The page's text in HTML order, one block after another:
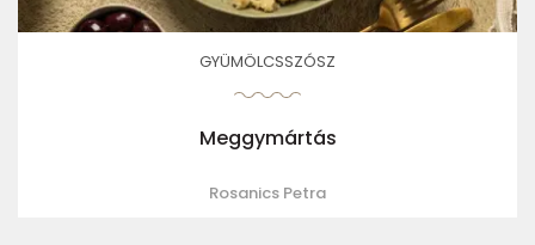
GYÜMÖLCSSZÓSZ
Meggymártás
Rosanics Petra